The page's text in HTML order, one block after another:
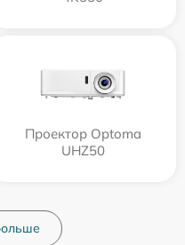
Проектор Optoma
UHZ50